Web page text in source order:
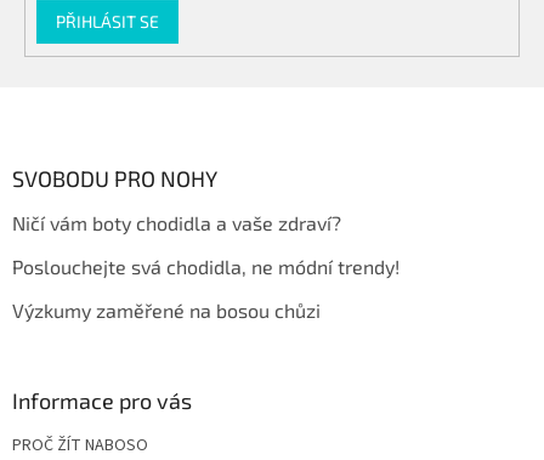
PŘIHLÁSIT SE
SVOBODU PRO NOHY
Ničí vám boty chodidla a vaše zdraví?
Poslouchejte svá chodidla, ne módní trendy!
Výzkumy zaměřené na bosou chůzi
Informace pro vás
PROČ ŽÍT NABOSO